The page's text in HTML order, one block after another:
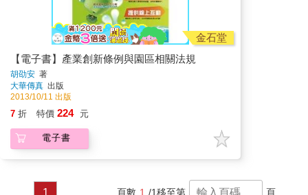
金石堂
【電子書】產業創新條例與園區相關法規
胡劭安 著
大華傳真 出版
2013/10/11 出版
7 折 特價 224 元
電子書
1 頁數 1 /1移至第 頁